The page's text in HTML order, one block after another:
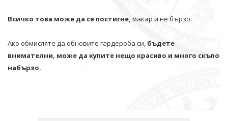
Всичко това може да се постигне, макар и не бързо.
Ако обмисляте да обновите гардероба си, бъдете
внимателни, може да купите нещо красиво и много скъпо
набързо.